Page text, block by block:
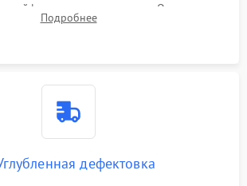
шлейфов матрицы и питания. Очистка
охлаждения от скопившейся пыли.
Подробнее
дефектовка